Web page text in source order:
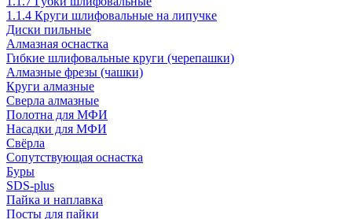
1.1.4 Круги шлифовальные на липучке
Диски пильные
Алмазная оснастка
Гибкие шлифовальные круги (черепашки)
Алмазные фрезы (чашки)
Круги алмазные
Сверла алмазные
Полотна для МФИ
Насадки для МФИ
Свёрла
Сопутствующая оснастка
Буры
SDS-plus
Пайка и наплавка
Посты для пайки